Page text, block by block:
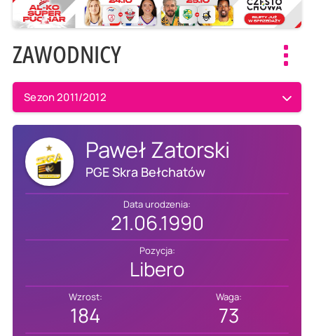
ZAWODNICY
Sezon 2011/2012
Paweł Zatorski
PGE Skra Bełchatów
Data urodzenia:
21.06.1990
Pozycja:
Libero
Wzrost:
184
Waga:
73